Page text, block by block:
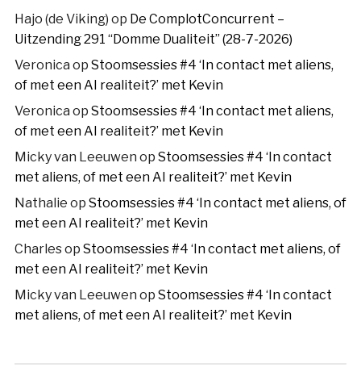
Hajo (de Viking) op De ComplotConcurrent –
Uitzending 291 “Domme Dualiteit” (28-7-2026)
Veronica op Stoomsessies #4 ‘In contact met aliens,
of met een AI realiteit?’ met Kevin
Veronica op Stoomsessies #4 ‘In contact met aliens,
of met een AI realiteit?’ met Kevin
Micky van Leeuwen op Stoomsessies #4 ‘In contact
met aliens, of met een AI realiteit?’ met Kevin
Nathalie op Stoomsessies #4 ‘In contact met aliens, of
met een AI realiteit?’ met Kevin
Charlesop Stoomsessies #4 ‘In contact met aliens, of
met een AI realiteit?’ met Kevin
Micky van Leeuwen op Stoomsessies #4 ‘In contact
met aliens, of met een AI realiteit?’ met Kevin